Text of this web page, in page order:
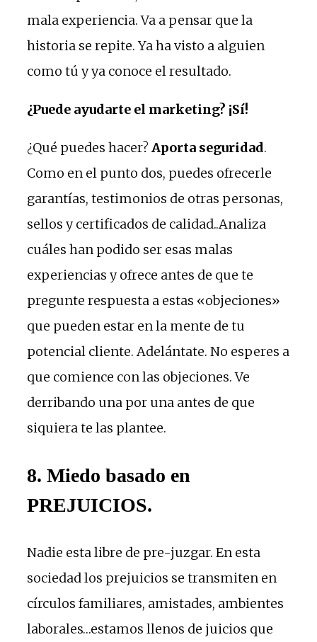
mala experiencia. Va a pensar que la
historia se repite. Ya ha visto a alguien
como tú y ya conoce el resultado.
¿Puede ayudarte el marketing? ¡Sí!
¿Qué puedes hacer? Aporta seguridad.
Como en el punto dos, puedes ofrecerle
garantías, testimonios de otras personas,
sellos y certificados de calidad..Analiza
cuáles han podido ser esas malas
experiencias y ofrece antes de que te
pregunte respuesta a estas «objeciones»
que pueden estar en la mente de tu
potencial cliente. Adelántate. No esperes a
que comience con las objeciones. Ve
derribando una por una antes de que
siquiera te las plantee.
8. Miedo basado en
PREJUICIOS.
Nadie esta libre de pre-juzgar. En esta
sociedad los prejuicios se transmiten en
círculos familiares, amistades, ambientes
laborales…estamos llenos de juicios que